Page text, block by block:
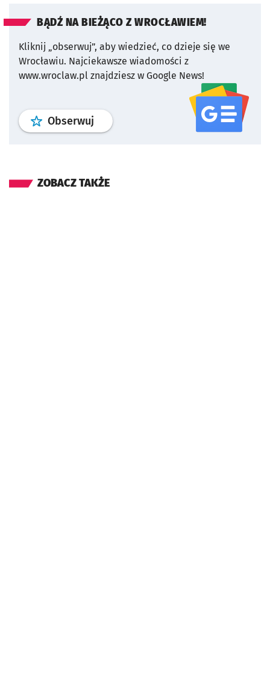
BĄDŹ NA BIEŻĄCO Z WROCŁAWIEM!
Kliknij „obserwuj”, aby wiedzieć, co dzieje się we
Wrocławiu. Najciekawsze wiadomości z
www.wroclaw.pl znajdziesz w Google News!
Obserwuj profil serwisu
ZOBACZ TAKŻE